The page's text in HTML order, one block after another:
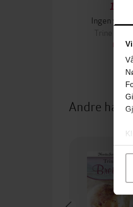
179,-
Ingen vil tro
Trine
EBOK
Andre har